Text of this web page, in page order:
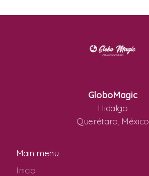
GloboMagic
Hidalgo
Querétaro, México
Main menu
Inicio